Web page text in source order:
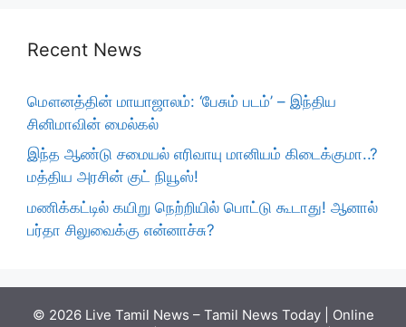
Recent News
மௌனத்தின் மாயாஜாலம்: ‘பேசும் படம்’ – இந்திய
சினிமாவின் மைல்கல்
இந்த ஆண்டு சமையல் எரிவாயு மானியம் கிடைக்குமா..?
மத்திய அரசின் குட் நியூஸ்!
மணிக்கட்டில் கயிறு நெற்றியில் பொட்டு கூடாது! ஆனால்
பர்தா சிலுவைக்கு என்னாச்சு?
© 2026 Live Tamil News – Tamil News Today | Online